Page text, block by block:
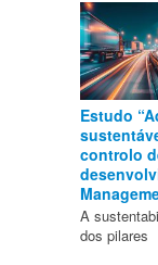
Estudo
controlo
A
dos pilares